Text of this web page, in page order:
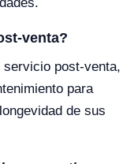
venta?
servicio post-venta,
para
de sus